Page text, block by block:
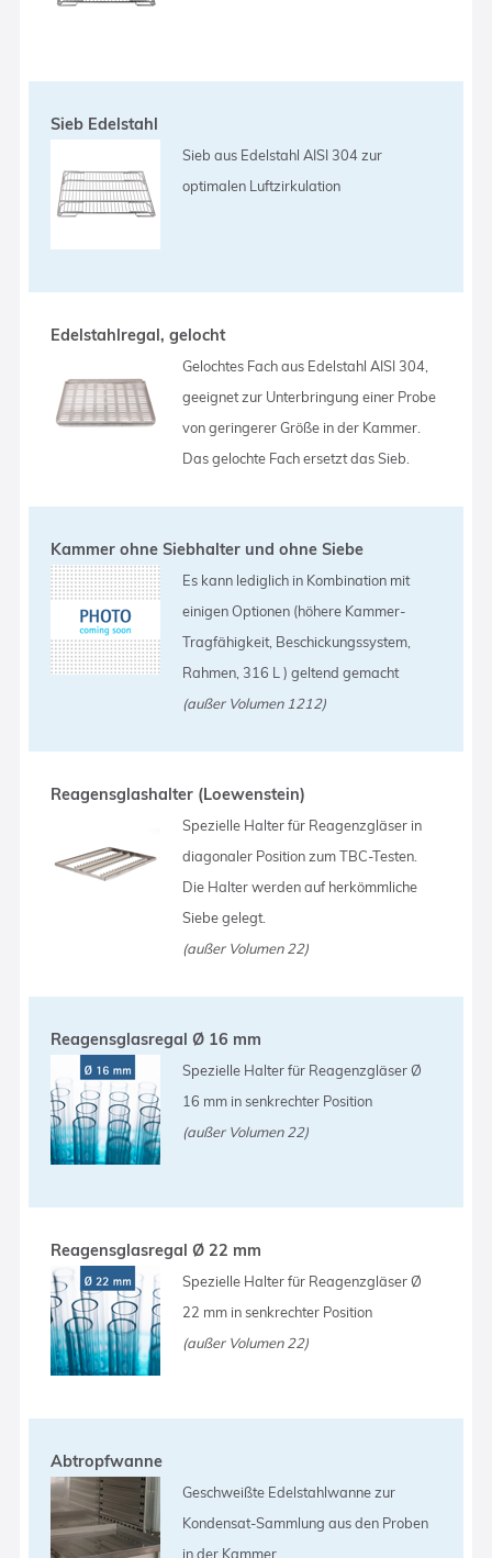
Sieb Edelstahl
Sieb aus Edelstahl AISI 304 zur
optimalen Luftzirkulation
Edelstahlregal, gelocht
Gelochtes Fach aus Edelstahl AISI 304,
geeignet zur Unterbringung einer Probe
von geringerer Größe in der Kammer.
Das gelochte Fach ersetzt das Sieb.
Kammer ohne Siebhalter und ohne Siebe
Es kann lediglich in Kombination mit
einigen Optionen (höhere Kammer-
Tragfähigkeit, Beschickungssystem,
Rahmen, 316 L ) geltend gemacht
(außer Volumen 1212)
Reagensglashalter (Loewenstein)
Spezielle Halter für Reagenzgläser in
diagonaler Position zum TBC-Testen.
Die Halter werden auf herkömmliche
Siebe gelegt.
(außer Volumen 22)
Reagensglasregal Ø 16 mm
Spezielle Halter für Reagenzgläser Ø
16 mm in senkrechter Position
(außer Volumen 22)
Reagensglasregal Ø 22 mm
Spezielle Halter für Reagenzgläser Ø
22 mm in senkrechter Position
(außer Volumen 22)
Abtropfwanne
Geschweißte Edelstahlwanne zur
Kondensat-Sammlung aus den Proben
in der Kammer